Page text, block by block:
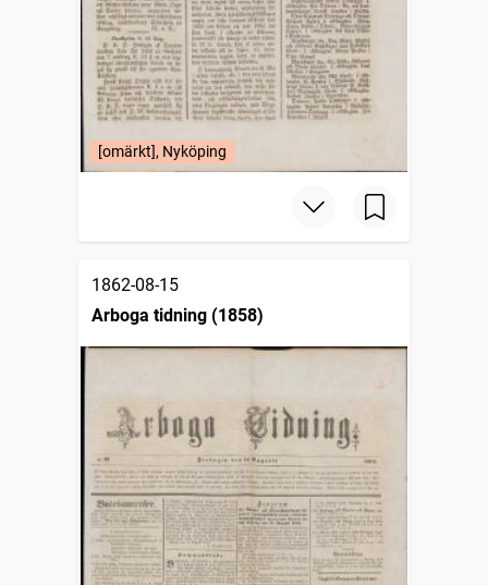
[omärkt], Nyköping
1862-08-15
Arboga tidning (1858)